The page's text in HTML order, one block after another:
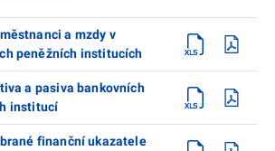
a mzdy v
peněžních institucích
a pasiva bankovních
institucí
finanční ukazatele